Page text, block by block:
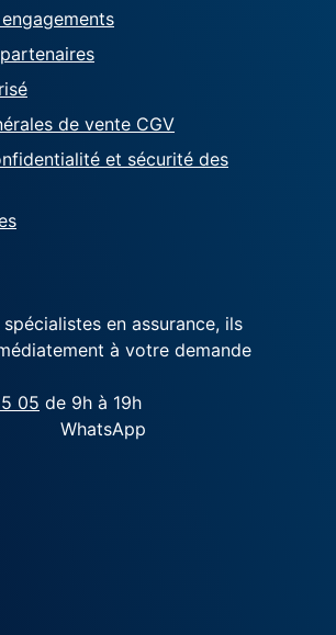
de vente CGV
et sécurité des
en assurance, ils
à votre demande
05 de 9h à 19h
WhatsApp